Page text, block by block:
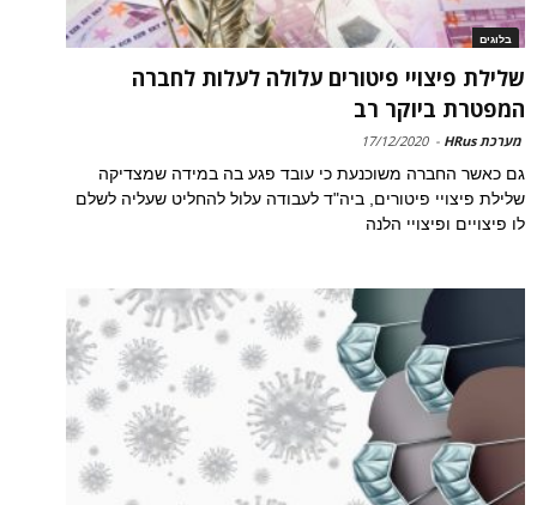
בלוגים
שלילת פיצויי פיטורים עלולה לעלות לחברה
המפטרת ביוקר רב
מערכת HRus -
17/12/2020
גם כאשר החברה משוכנעת כי עובד פגע בה במידה שמצדיקה
שלילת פיצויי פיטורים, ביה"ד לעבודה עלול להחליט שעליה לשלם
לו פיצויים ופיצויי הלנה